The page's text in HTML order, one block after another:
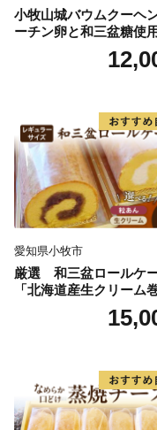
小牧山城バウムクーヘ
ーチン卵と和三盆糖使用
名古屋コーチン バーム
ヘン 和三盆 小牧銘菓
愛知県小牧市
厳選 和三盆ロールケ
「北海道産生クリーム
または「北海道産粒あ
き」（サイズ：レギュ
凍 愛知県 小牧市 アン
アやぐま